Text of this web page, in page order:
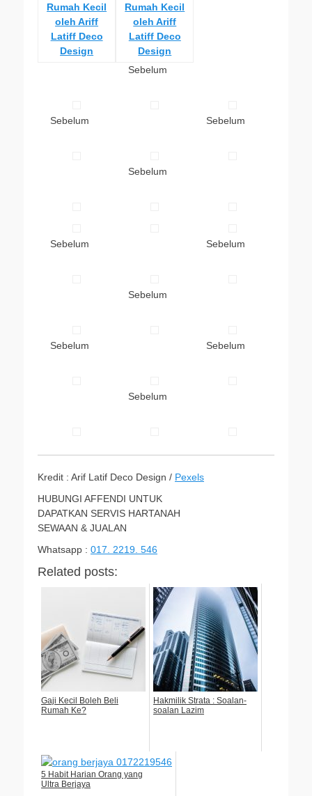
Sebelum
Sebelum Sebelum
Sebelum
Sebelum Sebelum
Sebelum
Sebelum Sebelum
Sebelum
Kredit : Arif Latif Deco Design / Pexels
HUBUNGI AFFENDI UNTUK
DAPATKAN SERVIS HARTANAH
SEWAAN & JUALAN
Whatsapp : 017. 2219. 546
Related posts:
Gaji Kecil Boleh Beli
Rumah Ke?
Hakmilik Strata : Soalan-
soalan Lazim
5 Habit Harian Orang yang
Ultra Berjaya